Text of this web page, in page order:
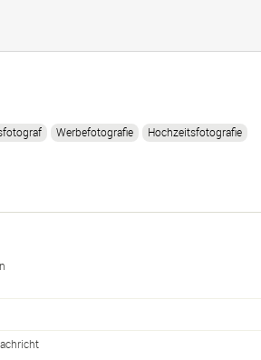
Werbefotografie
Hochzeitsfotografie